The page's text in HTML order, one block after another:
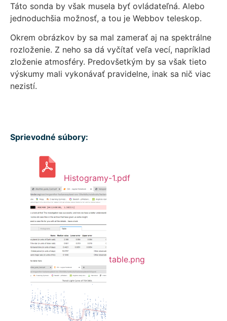
Táto sonda by však musela byť ovládateľná. Alebo
jednoduchšia možnosť, a tou je Webbov teleskop.
Okrem obrázkov by sa mal zamerať aj na spektrálne
rozloženie. Z neho sa dá vyčítať veľa vecí, napríklad
zloženie atmosféry. Predovšetkým by sa však tieto
výskumy mali vykonávať pravidelne, inak sa nič viac
nezistí.
Sprievodné súbory:
Histogramy-1.pdf
table.png